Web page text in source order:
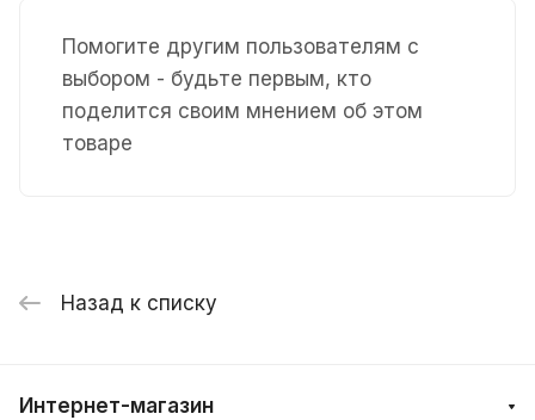
Помогите другим пользователям с
выбором - будьте первым, кто
поделится своим мнением об этом
товаре
Назад к списку
Интернет-магазин